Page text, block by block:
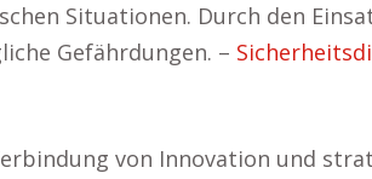
Situationen. Durch den
Gefährdungen. –
von Innovation und